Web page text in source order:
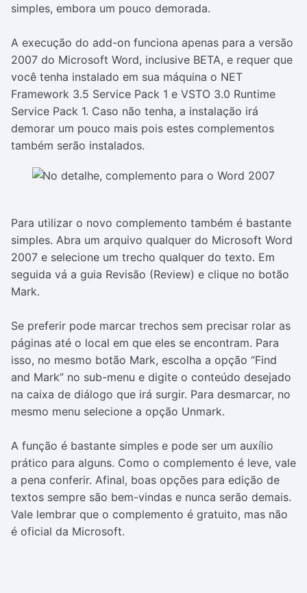
simples, embora um pouco demorada.
A execução do add-on funciona apenas para a versão
2007 do Microsoft Word, inclusive BETA, e requer que
você tenha instalado em sua máquina o NET
Framework 3.5 Service Pack 1 e VSTO 3.0 Runtime
Service Pack 1. Caso não tenha, a instalação irá
demorar um pouco mais pois estes complementos
também serão instalados.
Para utilizar o novo complemento também é bastante
simples. Abra um arquivo qualquer do Microsoft Word
2007 e selecione um trecho qualquer do texto. Em
seguida vá a guia Revisão (Review) e clique no botão
Mark.
Se preferir pode marcar trechos sem precisar rolar as
páginas até o local em que eles se encontram. Para
isso, no mesmo botão Mark, escolha a opção “Find
and Mark” no sub-menu e digite o conteúdo desejado
na caixa de diálogo que irá surgir. Para desmarcar, no
mesmo menu selecione a opção Unmark.
A função é bastante simples e pode ser um auxílio
prático para alguns. Como o complemento é leve, vale
a pena conferir. Afinal, boas opções para edição de
textos sempre são bem-vindas e nunca serão demais.
Vale lembrar que o complemento é gratuito, mas não
é oficial da Microsoft.